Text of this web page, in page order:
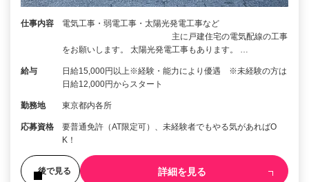
仕事内容
電気工事・弱電工事・太陽光発電工事など
主に戸建住宅の電気配線の工事
をお願いします。 太陽光発電工事もあります。 …
給与
日給15,000円以上※経験・能力により優遇 ※未経験の方は
日給12,000円からスタート
勤務地 東京都内各所
応募資格
要普通免許（AT限定可）、未経験者でもやる気があればO
K！
後で見る 詳細を見る